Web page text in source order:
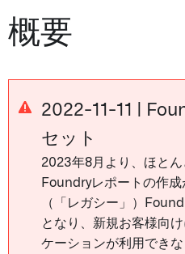
概要
2022-11-11 |
セット
2023年8月より、ほと
Foundryレポートの作
（「レガシー」）
となり、新規お客様向
ケーションが利用でき